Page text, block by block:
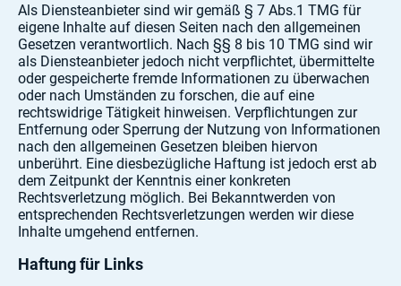
Als Diensteanbieter sind wir gemäß § 7 Abs.1 TMG für
eigene Inhalte auf diesen Seiten nach den allgemeinen
Gesetzen verantwortlich. Nach §§ 8 bis 10 TMG sind wir
als Diensteanbieter jedoch nicht verpflichtet, übermittelte
oder gespeicherte fremde Informationen zu überwachen
oder nach Umständen zu forschen, die auf eine
rechtswidrige Tätigkeit hinweisen. Verpflichtungen zur
Entfernung oder Sperrung der Nutzung von Informationen
nach den allgemeinen Gesetzen bleiben hiervon
unberührt. Eine diesbezügliche Haftung ist jedoch erst ab
dem Zeitpunkt der Kenntnis einer konkreten
Rechtsverletzung möglich. Bei Bekanntwerden von
entsprechenden Rechtsverletzungen werden wir diese
Inhalte umgehend entfernen.
Haftung für Links